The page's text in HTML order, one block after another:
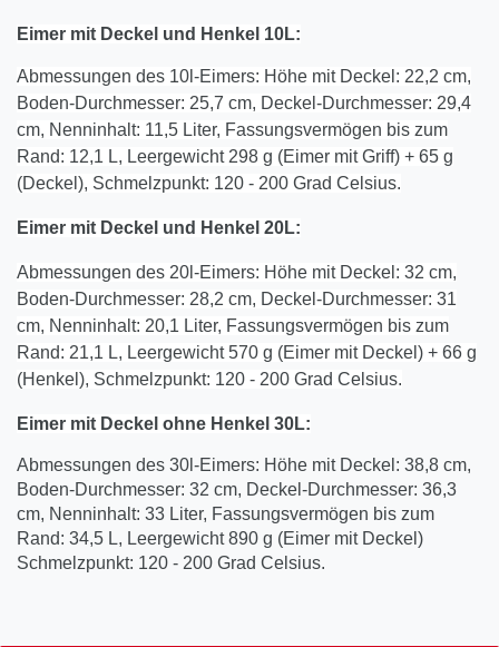
Eimer mit Deckel und Henkel 10L:
Abmessungen des 10l-Eimers: Höhe mit Deckel: 22,2 cm,
Boden-Durchmesser: 25,7 cm, Deckel-Durchmesser: 29,4
cm, Nenninhalt: 11,5 Liter, Fassungsvermögen bis zum
Rand: 12,1 L, Leergewicht 298 g (Eimer mit Griff) + 65 g
(Deckel), Schmelzpunkt: 120 - 200 Grad Celsius.
Eimer mit Deckel und Henkel 20L:
Abmessungen des 20l-Eimers: Höhe mit Deckel: 32 cm,
Boden-Durchmesser: 28,2 cm, Deckel-Durchmesser: 31
cm, Nenninhalt: 20,1 Liter, Fassungsvermögen bis zum
Rand: 21,1 L, Leergewicht 570 g (Eimer mit Deckel) + 66 g
(Henkel), Schmelzpunkt: 120 - 200 Grad Celsius.
Eimer mit Deckel ohne Henkel 30L:
Abmessungen des 30l-Eimers: Höhe mit Deckel: 38,8 cm,
Boden-Durchmesser: 32 cm, Deckel-Durchmesser: 36,3
cm, Nenninhalt: 33 Liter, Fassungsvermögen bis zum
Rand: 34,5 L, Leergewicht 890 g (Eimer mit Deckel)
Schmelzpunkt: 120 - 200 Grad Celsius.